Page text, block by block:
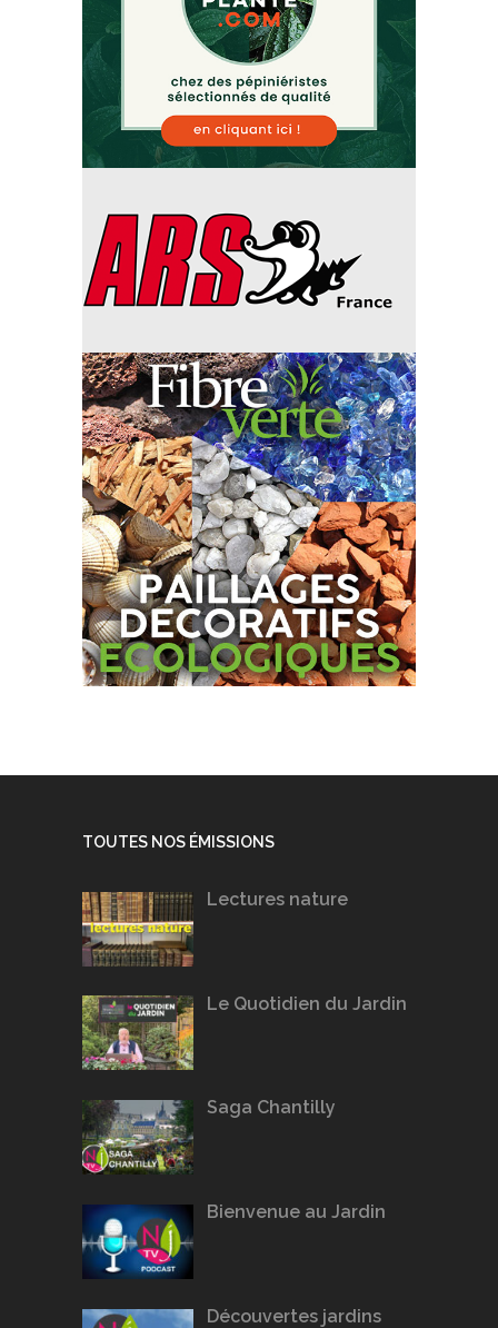
TOUTES NOS ÉMISSIONS
Lectures nature
Le Quotidien du Jardin
Saga Chantilly
Bienvenue au Jardin
Découvertes jardins